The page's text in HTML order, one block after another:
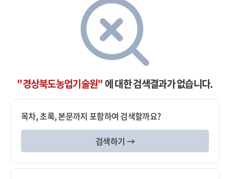
"경상북도농업기술원"에 대한 검색결과가 없습니다.
목차, 초록, 본문까지 포함하여 검색할까요?
검색하기 →